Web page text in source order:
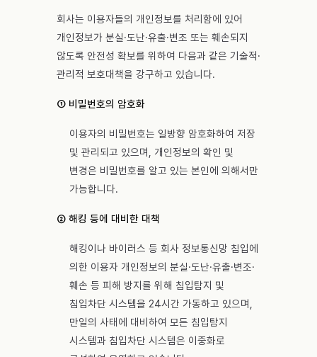
회사는 이용자들의 개인정보를 처리함에 있어
개인정보가 분실·도난·유출·변조 또는 훼손되지
않도록 안전성 확보를 위하여 다음과 같은 기술적·
관리적 보호대책을 강구하고 있습니다.
① 비밀번호의 암호화
이용자의 비밀번호는 일방향 암호화하여 저장
및 관리되고 있으며, 개인정보의 확인 및
변경은 비밀번호를 알고 있는 본인에 의해서만
가능합니다.
② 해킹 등에 대비한 대책
해킹이나 바이러스 등 회사 정보통신망 침입에
의한 이용자 개인정보의 분실·도난·유출·변조·
훼손 등 피해 방지를 위해 침입탐지 및
침입차단 시스템을 24시간 가동하고 있으며,
만일의 사태에 대비하여 모든 침입탐지
시스템과 침입차단 시스템은 이중화로